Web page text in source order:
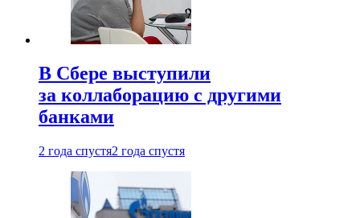
В Сбере выступили
за коллаборацию с другими
банками
2 года спустя2 года спустя